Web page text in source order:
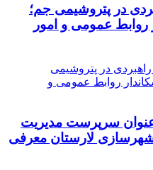
در پتروشیمی جم؛
روابط عمومی و امور
سرپرست مدیریت
شهرسازی لارستان معرفی